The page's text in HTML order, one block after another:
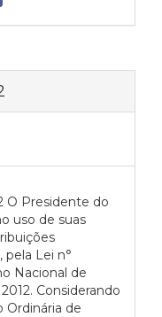
O Presidente do
uso de suas
pela Lei n°
Nacional de
Considerando
Ordinária de